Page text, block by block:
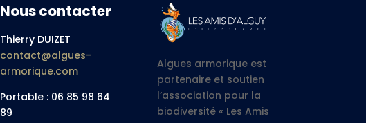
Nous contacter
Thierry DUIZET
contact@algues-
armorique.com
Portable : 06 85 98 64
89
Algues armorique est
partenaire et soutien
l’association pour la
biodiversité « Les Amis